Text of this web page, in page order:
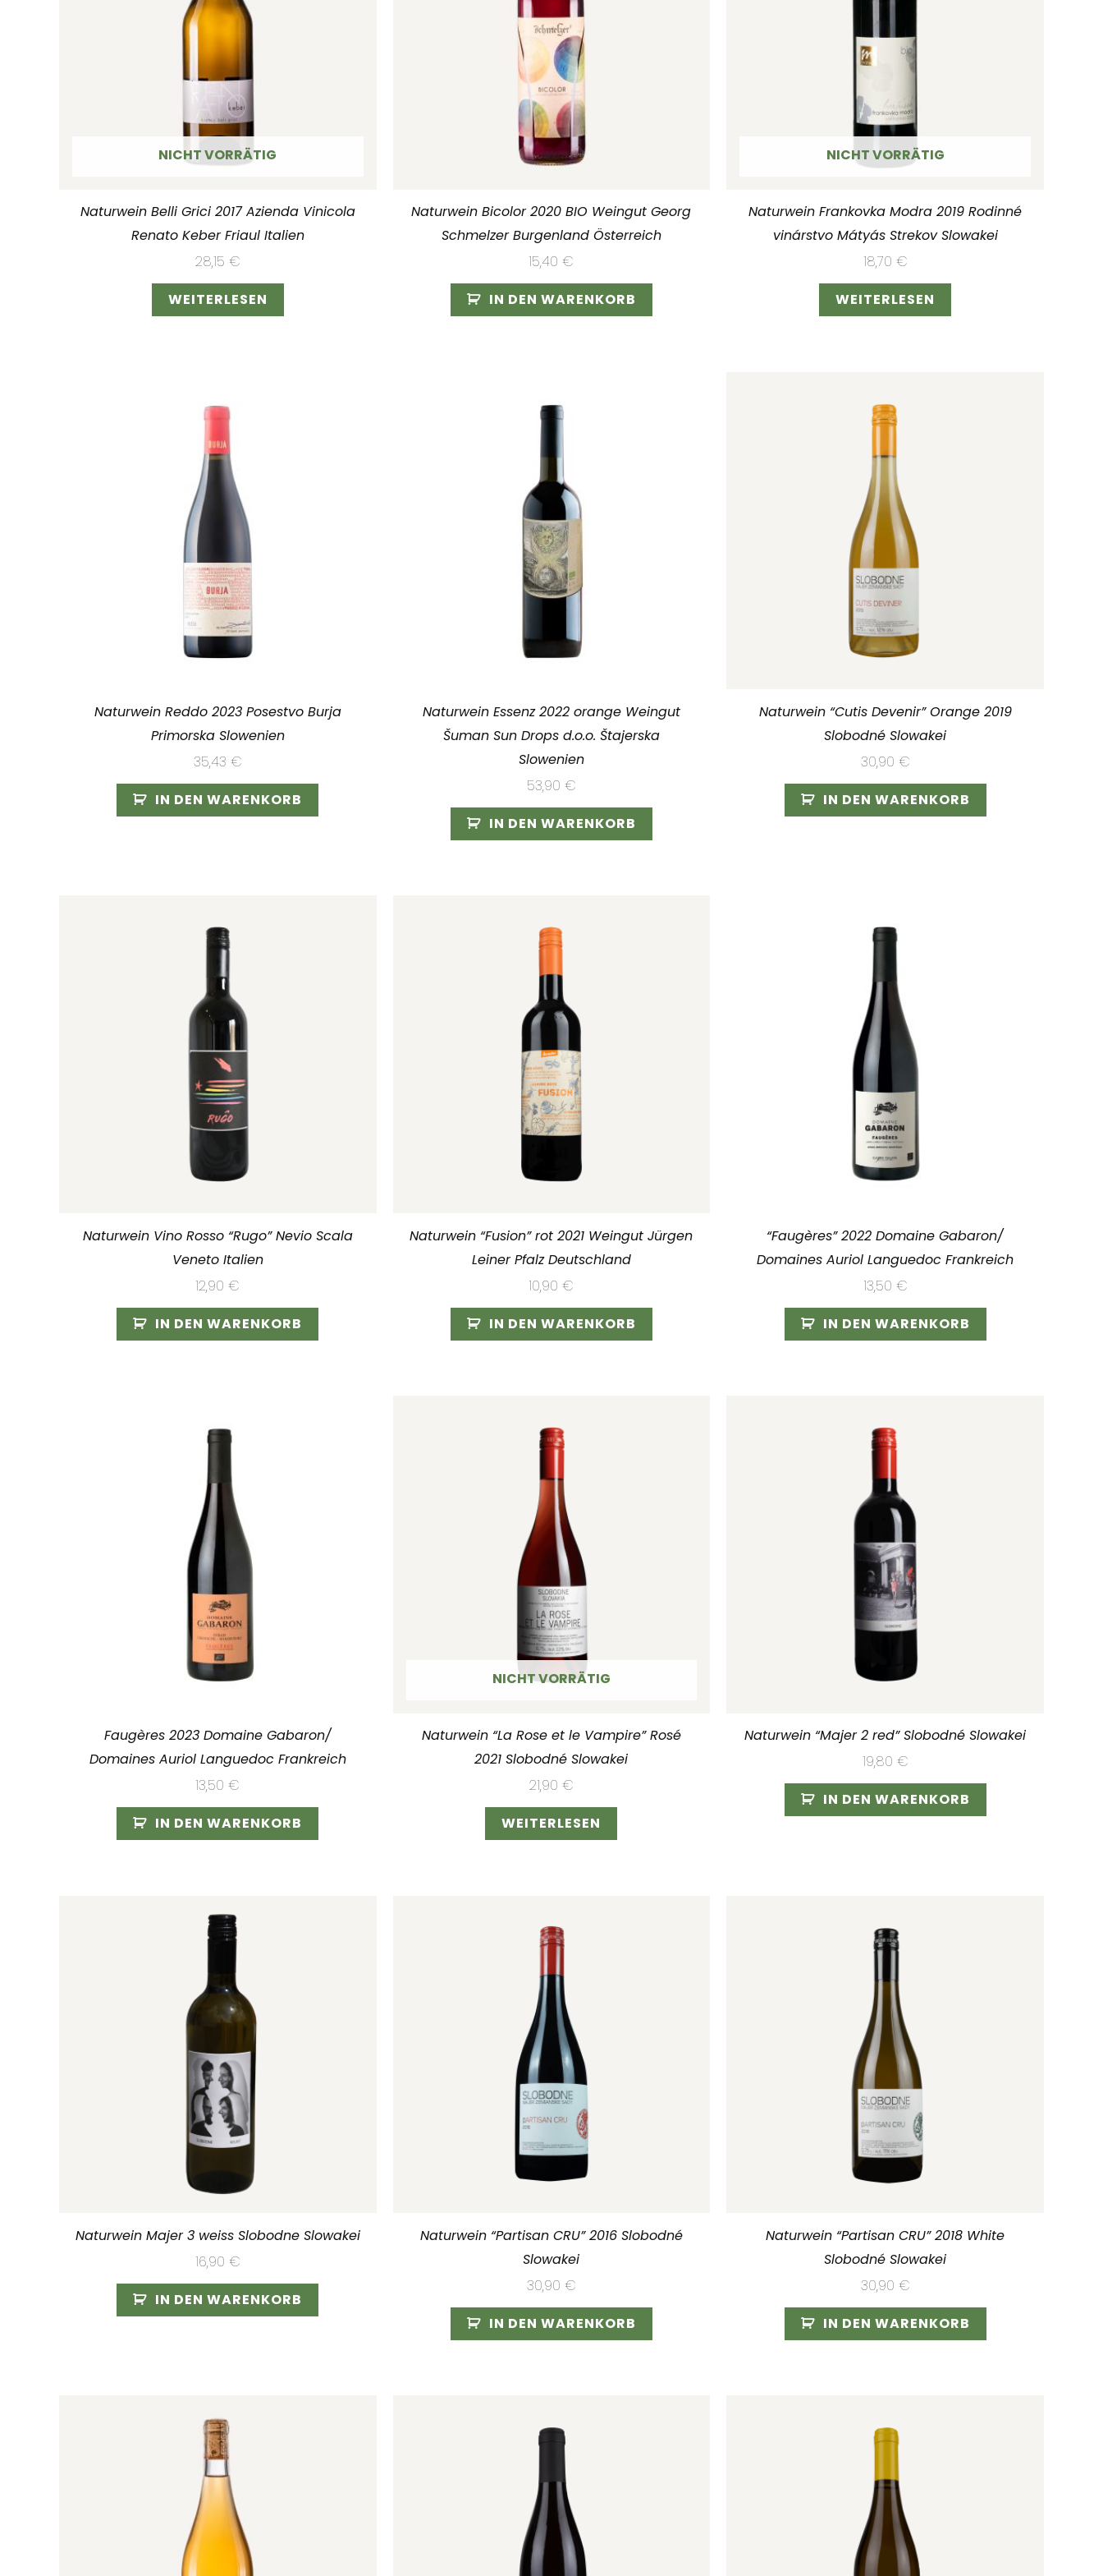
NICHT VORRÄTIG
Naturwein Belli Grici 2017 Azienda Vinicola
Renato Keber Friaul Italien
28,15 €
WEITERLESEN
Naturwein Bicolor 2020 BIO Weingut Georg
Schmelzer Burgenland Österreich
15,40€
IN DEN WARENKORB
NICHT VORRÄTIG
Naturwein Frankovka Modra 2019 Rodinné
vinárstvo Mátyás Strekov Slowakei
18,70 €
WEITERLESEN
Naturwein Reddo 2023 Posestvo Burja
Primorska Slowenien
35,43 €
IN DEN WARENKORB
Naturwein Essenz 2022 orange Weingut
Šuman Sun Drops d.o.o. Štajerska
Slowenien
53,90 €
IN DEN WARENKORB
Naturwein “Cutis Devenir” Orange 2019
Slobodné Slowakei
30,90 €
IN DEN WARENKORB
Naturwein Vino Rosso “Rugo” Nevio Scala
Veneto Italien
12,90€
IN DEN WARENKORB
Naturwein “Fusion” rot 2021 Weingut Jürgen
Leiner Pfalz Deutschland
10,90€
IN DEN WARENKORB
“Faugères” 2022 Domaine Gabaron/
Domaines Auriol Languedoc Frankreich
13,50 €
IN DEN WARENKORB
Faugères 2023 Domaine Gabaron/
Domaines Auriol Languedoc Frankreich
13,50€
IN DEN WARENKORB
NICHT VORRÄTIG
Naturwein “La Rose et le Vampire” Rosé
2021 Slobodné Slowakei
21,90 €
WEITERLESEN
Naturwein “Majer 2 red” Slobodné Slowakei
19,80 €
IN DEN WARENKORB
Naturwein Majer 3 weiss Slobodne Slowakei
16,90 €
IN DEN WARENKORB
Naturwein “Partisan CRU” 2016 Slobodné
Slowakei
30,90 €
IN DEN WARENKORB
Naturwein “Partisan CRU” 2018 White
Slobodné Slowakei
30,90 €
IN DEN WARENKORB